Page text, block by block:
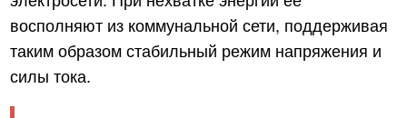
восполняют из коммунальной сети, поддерживая
таким образом стабильный режим напряжения и
силы тока.